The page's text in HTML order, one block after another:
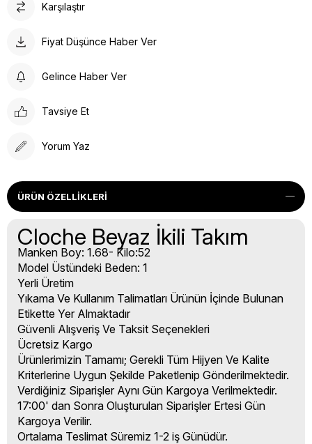
Karşılaştır
Fiyat Düşünce Haber Ver
Gelince Haber Ver
Tavsiye Et
Yorum Yaz
ÜRÜN ÖZELLIKLERI
Cloche Beyaz İkili Takım
Manken Boy: 1.68- Kilo:52
Model Üstündeki Beden: 1
Yerli Üretim
Yıkama Ve Kullanım Talimatları Ürünün İçinde Bulunan
Etikette Yer Almaktadır
Güvenli Alışveriş Ve Taksit Seçenekleri
Ücretsiz Kargo
Ürünlerimizin Tamamı; Gerekli Tüm Hijyen Ve Kalite
Kriterlerine Uygun Şekilde Paketlenip Gönderilmektedir.
Verdiğiniz Siparişler Aynı Gün Kargoya Verilmektedir.
17:00' dan Sonra Oluşturulan Siparişler Ertesi Gün
Kargoya Verilir.
Ortalama Teslimat Süremiz 1-2 iş Günüdür.